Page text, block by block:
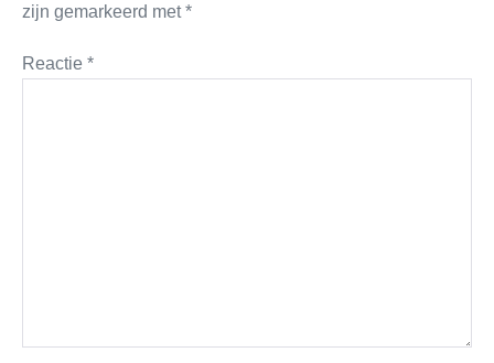
zijn gemarkeerd met*
Reactie *